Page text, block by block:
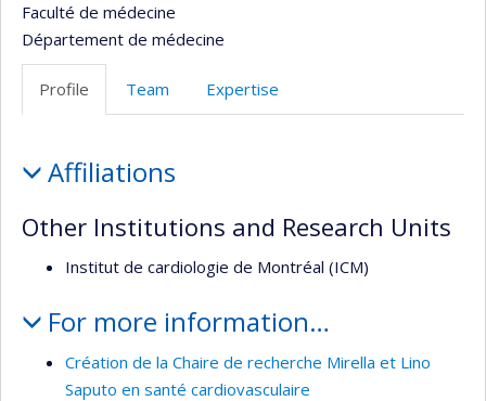
Faculté de médecine
Département de médecine
Profile Team Expertise
Affiliations
Other Institutions and Research Units
Institut de cardiologie de Montréal (ICM)
For more information…
Création de la Chaire de recherche Mirella et Lino
Saputo en santé cardiovasculaire